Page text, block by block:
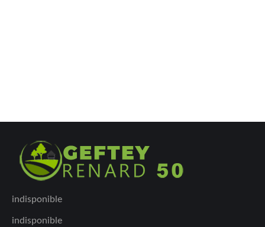
indisponible
indisponible